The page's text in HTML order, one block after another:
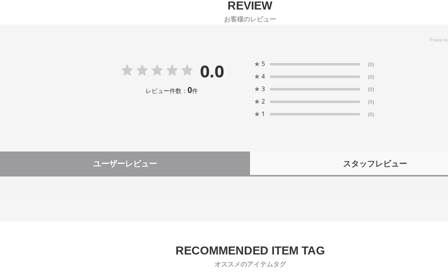
お客様のレビュー
0.0
レビュー件数： 0件
★ 5 (0)
★ 4 (0)
★ 3 (0)
★ 2 (0)
★ 1 (0)
ユーザーレビュー スタッフレビュー
オススメのアイテムタグ